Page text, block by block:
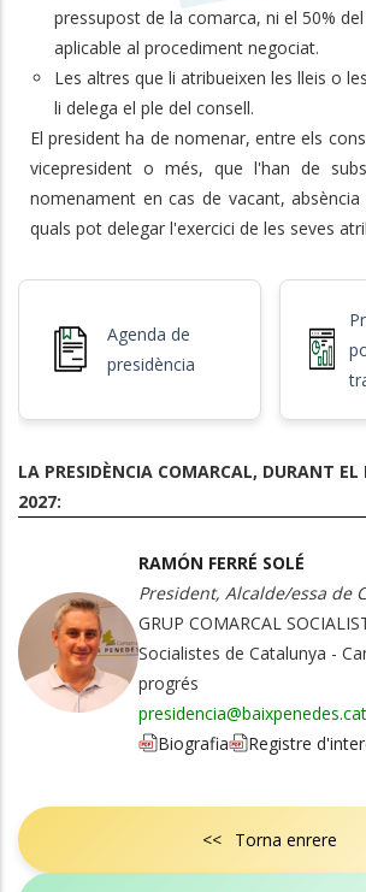
pressupost de la comarca, ni el 50%
aplicable al procediment negociat.
Les altres que li atribueixen les lleis o
li delega el ple del consell.
El president ha de nomenar, entre els
vicepresident o més, que l'han de
nomenament en cas de vacant,
quals pot delegar l'exercici de les seves
Agenda de
presidència
LA PRESIDÈNCIA COMARCAL, DURANT
2027:
RAMÓN FERRÉ SOLÉ
President, Alcalde/essa de
GRUP COMARCAL
Socialistes de Catalunya -
progrés
presidencia@baixpenedes.cat
Biografia
Registre
<< Torna enrere